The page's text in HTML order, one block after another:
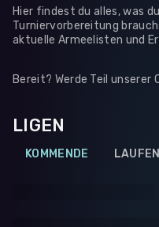
Hier findest du alles, was
Turniervorbereitung
aktuelle Armeelisten und
Bereit? Werde Teil
LIGEN
KOMMENDE